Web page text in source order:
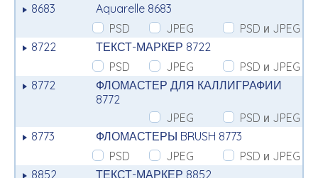
8683
Aquarelle 8683
PSD
JPEG
PSD и JPEG
8722
ТЕКСТ-МАРКЕР 8722
PSD
JPEG
PSD и JPEG
8772
ФЛОМАСТЕР ДЛЯ КАЛЛИГРАФИИ
8772
JPEG
PSD и JPEG
8773
ФЛОМАСТЕРЫ BRUSH 8773
PSD
JPEG
PSD и JPEG
8852
ТЕКСТ-МАРКЕР 8852